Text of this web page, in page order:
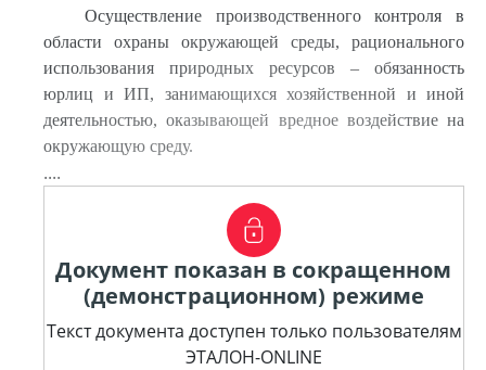
Осуществление производственного контроля в
области охраны окружающей среды, рационального
использования природных ресурсов – обязанность
юрлиц и ИП, занимающихся хозяйственной и иной
деятельностью, оказывающей вредное воздействие на
окружающую среду.
....
Документ показан в сокращенном
(демонстрационном) режиме
Текст документа доступен только пользователям
ЭТАЛОН-ONLINE